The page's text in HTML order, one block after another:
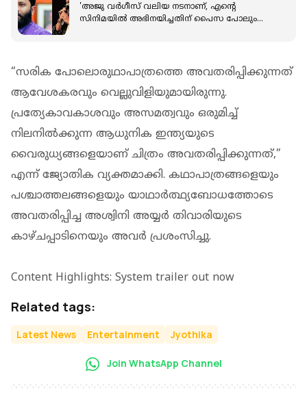
'അജു വര്‍ഗീസ് വലിയ നടനാണ്, എന്റെ
സിനിമയില്‍ അഭിനയിച്ചതിന് പൈസ പോലും
“സരിക പോലൊരുഥാപാത്രത്തെ അവതരിപ്പിക്കുന്നത്
ആവേശകരവും വെല്ലുവിളിയുമായിരുന്നു.
പ്രത്യേകാവകാശവും അസമത്വവും ഒരുമിച്ച്
നിലനിൽക്കുന്ന ആധുനിക ഇന്ത്യയുടെ
വൈരുധ്യങ്ങളെയാണ് ചിത്രം അവതരിപ്പിക്കുന്നത്,”
എന്ന് ജ്യോതിക വ്യക്തമാക്കി. കഥാപാത്രങ്ങളെയും
പശ്ചാത്തലങ്ങളെയും യാഥാർത്ഥ്യബോധത്തോടെ
അവതരിപ്പിച്ച അശ്വിനി അയ്യർ തിവാരിയുടെ
കാഴ്ചപ്പാടിനെയും അവർ പ്രശംസിച്ചു.
Content Highlights: System trailer out now
Related tags:
Latest News Entertainment Jyothika
Join WhatsApp Channel